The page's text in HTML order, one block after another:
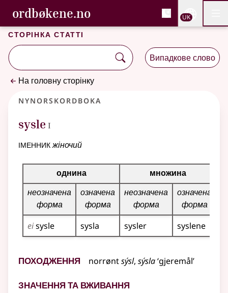
Перейти до основного вмісту
Доступність
ordbøkene.no, Cловник букмола та
Cловник букмола та Словник нюношка
UK
Сторінка статті
Випадкове слово
На головну сторінку
Nynorskordboka
sysle 1
I
іменникжіночий
Таблиця відмінювання для цього іменника
однина
множина
неозначена
форма
означена
форма
неозначена
форма
означена
форма
eisysle sysla sysler syslene
Походження norrøntsýsl, sýsla‘gjeremål’
Значення та вживання